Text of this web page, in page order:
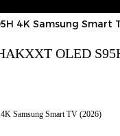
4K Samsung Smart
OLED
Samsung Smart TV (2026)